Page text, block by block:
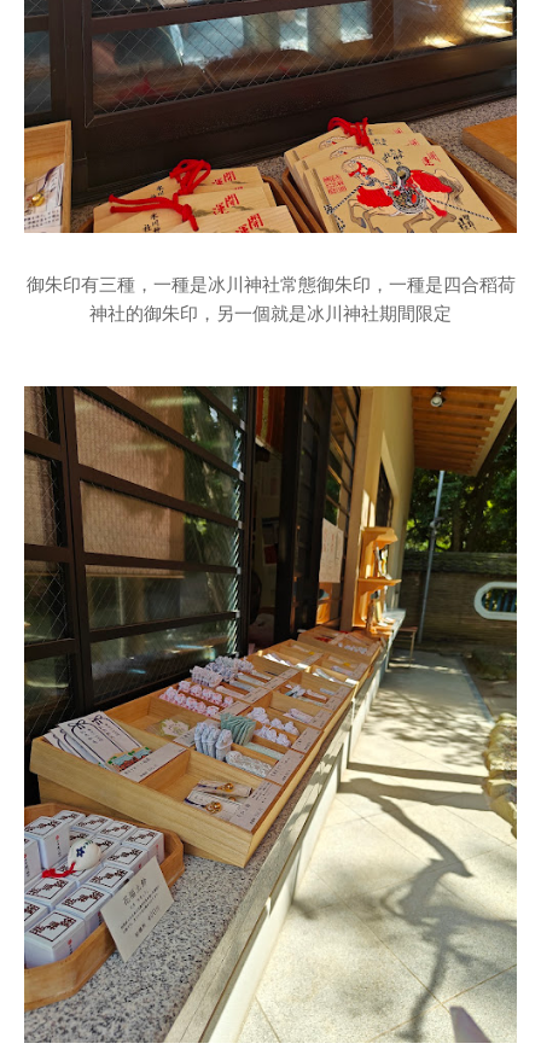
御朱印有三種，一種是冰川神社常態御朱印，一種是四合稻荷
神社的御朱印，另一個就是冰川神社期間限定